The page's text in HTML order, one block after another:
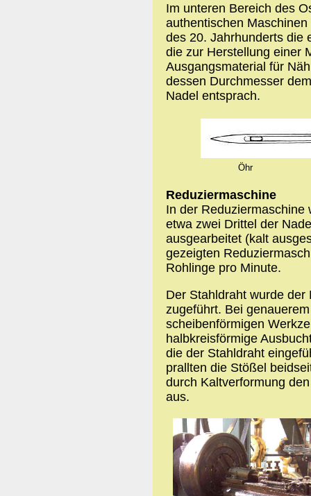
Im unteren Bereich des
authentischen
des 20. Jahrhunderts die
die zur Herstellung einer
Ausgangsmaterial für
dessen Durchmesser
Nadel entsprach.
Öhr
Reduziermaschine
In der Reduziermaschine
etwa zwei Drittel der
ausgearbeitet (kalt
gezeigten
Rohlinge pro Minute.
Der Stahldraht wurde
zugeführt. Bei
scheibenförmigen
halbkreisförmige
die der Stahldraht
prallten die Stößel
durch Kaltverformung
aus.